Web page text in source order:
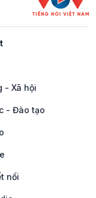
- Xã hội
- Đào tạo
nối